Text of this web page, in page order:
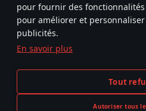
pour fournir des
pour améliorer et
publicités.
En savoir plus
Tout
Autoriser tous
Termes et conditions
Politique de confidentialité